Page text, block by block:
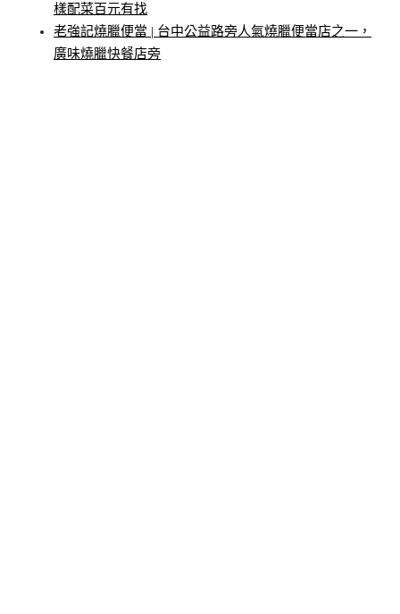
樣配菜百元有找
老強記燒臘便當 | 台中公益路旁人氣燒臘便當店之一，
廣味燒臘快餐店旁